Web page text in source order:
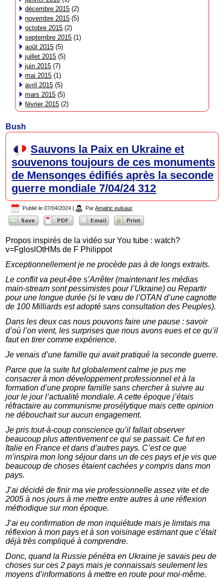
décembre 2015 (2)
novembre 2015 (5)
octobre 2015 (2)
septembre 2015 (1)
août 2015 (5)
juillet 2015 (5)
juin 2015 (7)
mai 2015 (1)
avril 2015 (5)
mars 2015 (5)
février 2015 (2)
Bush
Sauvons la Paix en Ukraine et
souvenons toujours de ces monuments
de Mensonges édifiés après la seconde
guerre mondiale 7/04/24 312
Publié le 07/04/2024 | Par Amalric eulsaur
Propos inspirés de la vidéo sur You tube : watch?
v=FgloslOtHMs de F Philippot
Exceptionnellement je ne procède pas à de longs extraits.
Le conflit va peut-être s’Arrêter (maintenant les médias
main-stream sont pessimistes pour l’Ukraine) ou Repartir
pour une longue durée (si le vœu de l’OTAN d’une cagnotte
de 100 Milliards est adopté sans consultation des Peuples).
Dans les deux cas nous pouvons faire une pause : savoir
d’où l’on vient, les surprises que nous avons eues et ce qu’il
faut en tirer comme expérience.
Je venais d’une famille qui avait pratiqué la seconde guerre.
Parce que la suite fut globalement calme je pus me
consacrer à mon développement professionnel et à la
formation d’une propre famille sans chercher à suivre au
jour le jour l’actualité mondiale. A cette époque j’étais
réfractaire au communisme prosélytique mais cette opinion
ne débouchait sur aucun engagement.
Je pris tout-à-coup conscience qu’il fallait observer
beaucoup plus attentivement ce qui se passait. Ce fut en
Italie en France et dans d’autres pays. C’est ce que
m’inspira mon long séjour dans un de ces pays et je vis que
beaucoup de choses étaient cachées y compris dans mon
pays.
J’ai décidé de finir ma vie professionnelle assez vite et de
2005 à nos jours à me mettre entre autres à une réflexion
méthodique sur mon époque.
J‘ai eu confirmation de mon inquiétude mais je limitais ma
réflexion à mon pays et à son voisinage estimant que c’était
déjà très compliqué à comprendre.
Donc, quand la Russie pénétra en Ukraine je savais peu de
choses sur ces 2 pays mais je connaissais seulement les
moyens d’informations à mettre en route pour moi-même.